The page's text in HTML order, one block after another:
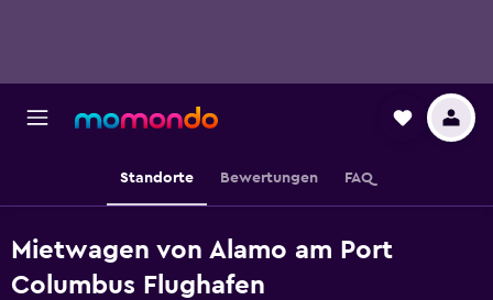
Standorte Bewertungen FAQ
Mietwagen von Alamo am Port
Columbus Flughafen